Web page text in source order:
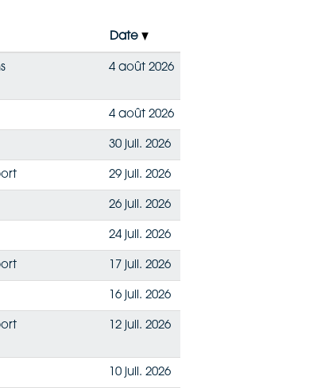
Date
4 août 2026
4 août 2026
30 juil. 2026
29 juil. 2026
26 juil. 2026
24 juil. 2026
17 juil. 2026
16 juil. 2026
12 juil. 2026
10 juil. 2026